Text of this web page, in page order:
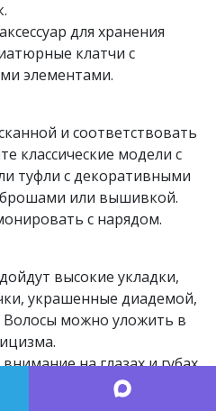
для хранения
клатчи с
элементами.
и соответствовать
классические модели с
туфли с декоративными
или вышивкой.
с нарядом.
высокие укладки,
украшенные диадемой,
Волосы можно уложить в
на глазах и губах,
тёплые